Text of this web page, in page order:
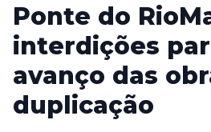
Ponte do
interdições
avanço das
duplicação